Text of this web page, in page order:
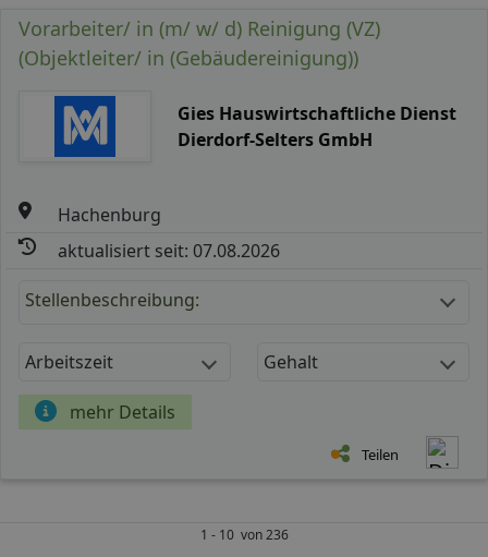
Vorarbeiter/ in (m/ w/ d) Reinigung (VZ)
(Objektleiter/ in (Gebäudereinigung))
Gies Hauswirtschaftliche Dienst
Dierdorf-Selters GmbH
Hachenburg
aktualisiert seit: 07.08.2026
Stellenbeschreibung:
Arbeitszeit Gehalt
mehr Details
Teilen
1 - 10 von 236